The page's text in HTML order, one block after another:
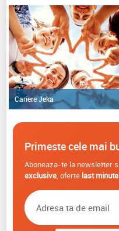
Cariere Jeka
Primeste cele mai
Aboneaza-te la newsletter
exclusive, oferte last minute